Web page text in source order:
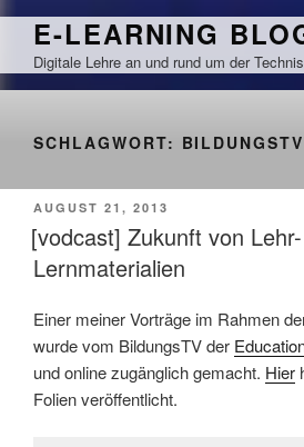
Zum
springen
E-LEARNING
Digitale Lehre an und rund um der
SCHLAGWORT: BILDUNGSTV
VERÖFFENTLICHT
AM
AUGUST 21, 2013
[vodcast] Zukunft von
Lernmaterialien
Einer meiner Vorträge im Rahmen
wurde vom BildungsTV der
und online zugänglich gemacht. Hier
Folien veröffentlicht.